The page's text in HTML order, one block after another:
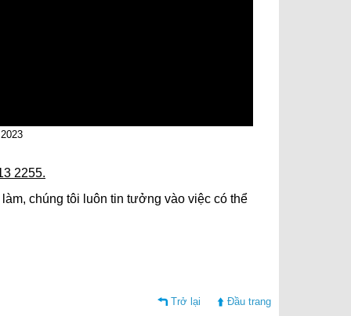
2255.
chúng tôi luôn tin tưởng vào việc có thể
Trở lại Đầu trang